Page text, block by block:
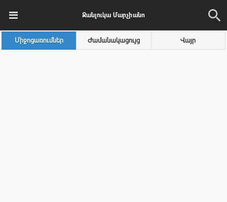
Ջանլուկա Մարչիանո
Միջոցառումներ Ժամանակացույց Վայր